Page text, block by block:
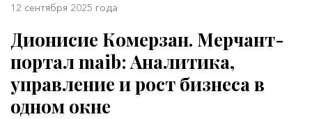
12 сентября 2025 года
Дионисие Комерзан. Мерчант-
портал maib: Аналитика,
управление и рост бизнеса в
одном окне